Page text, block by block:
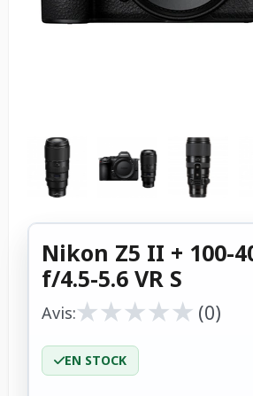
Nikon Z5 II + 100-
f/4.5-5.6 VR S
Avis:★
★★
★★
★★
★★
★ (0)
EN STOCK